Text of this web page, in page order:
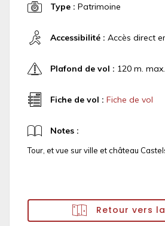
Type : Patrimoine
Accessibilité : Accès direct
Plafond de vol : 120 m. max.
Fiche de vol : Fiche de vol
Notes :
Tour, et vue sur ville et château
Retour vers